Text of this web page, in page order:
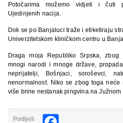
Potočarima možemo vidjeti i čuti
Ujedinjenih nacija.
Dok se po Banjaluci traže i etiketiraju
Univerzitetskom kliničkom centru u
Draga moja Republiko Srpska,
mnogi narodi i mnoge države,
neprijatelji, Bošnjaci, soroševci,
nenormalnost. Niko se zbog toga
više brine nestanak pingvina na Južnom
Podijeli